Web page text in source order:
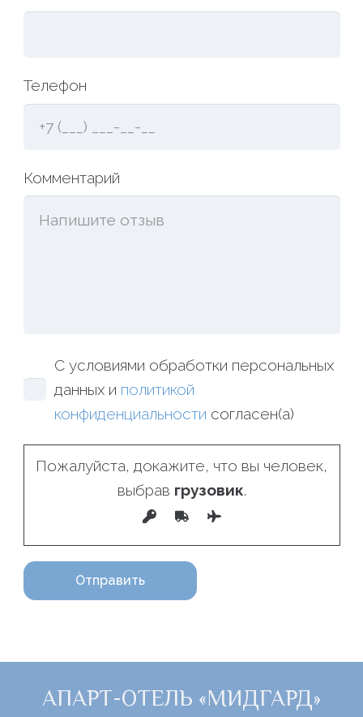
Телефон
Комментарий
С условиями обработки персональных
данных и политикой
конфиденциальности согласен(а)
Пожалуйста, докажите, что вы человек,
выбрав грузовик.
АПАРТ-ОТЕЛЬ «МИДГАРД»